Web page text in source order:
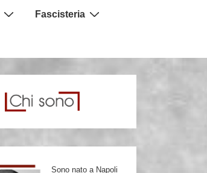
Fascisteria
Sono nato a Napoli